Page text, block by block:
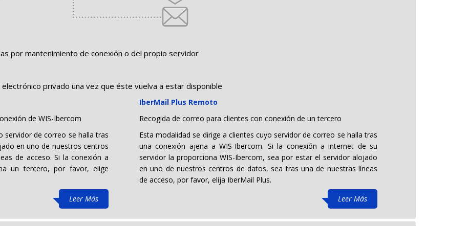
por mantenimiento de conexión o del propio servidor
privado una vez que éste vuelva a estar disponible
de WIS-Ibercom
servidor de correo se halla tras
en uno de nuestros centros
de acceso. Si la conexión a
un tercero, por favor, elige
Leer Más
IberMail Plus Remoto
Recogida de correo para clientes con conexión de un tercero
Esta modalidad se dirige a clientes cuyo servidor de correo se halla tras
una conexión ajena a WIS-Ibercom. Si la conexión a internet de su
servidor la proporciona WIS-Ibercom, sea por estar el servidor alojado
en uno de nuestros centros de datos, sea tras una de nuestras líneas
de acceso, por favor, elija IberMail Plus.
Leer Más